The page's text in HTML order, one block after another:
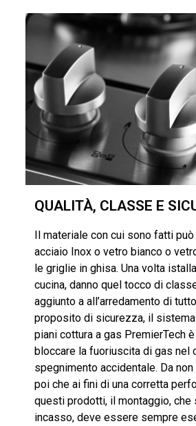
QUALITÀ, CLASSE E
Il materiale con cui sono fatti
acciaio Inox o vetro bianco o
le griglie in ghisa. Una volta
cucina, danno quel tocco di
aggiunto a all’arredamento di
proposito di sicurezza, il
piani cottura a gas PremierTech
bloccare la fuoriuscita di gas nel
spegnimento accidentale. Da
poi che ai fini di una corretta
questi prodotti, il montaggio, che
incasso, deve essere sempre